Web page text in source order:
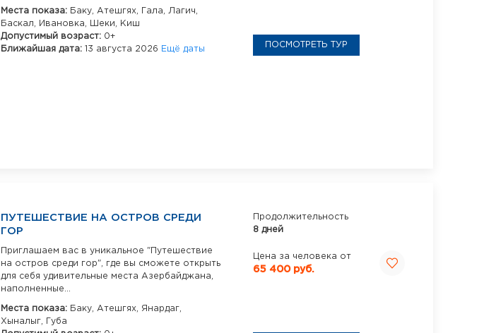
Места показа: Баку, Атешгях, Гала,
Лагич,
Баскал,
Ивановка, Шеки,
Киш
Допустимый возраст: 0+
Ближайшая дата: 13 августа 2026 Ещё даты
ПОСМОТРЕТЬ ТУР
ПУТЕШЕСТВИЕ НА ОСТРОВ СРЕДИ
ГОР
Приглашаем вас в уникальное "Путешествие
на остров среди гор", где вы сможете открыть
для себя удивительные места Азербайджана,
наполненные...
Места показа: Баку, Атешгях, Янардаг,
Хыналыг,
Губа
Продолжительность
8 дней
Цена за человека от
65 400 руб.